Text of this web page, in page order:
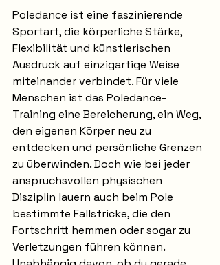
Poledance ist eine faszinierende
Sportart, die körperliche Stärke,
Flexibilität und künstlerischen
Ausdruck auf einzigartige Weise
miteinander verbindet. Für viele
Menschen ist das Poledance-
Training eine Bereicherung, ein Weg,
den eigenen Körper neu zu
entdecken und persönliche Grenzen
zu überwinden. Doch wie bei jeder
anspruchsvollen physischen
Disziplin lauern auch beim Pole
bestimmte Fallstricke, die den
Fortschritt hemmen oder sogar zu
Verletzungen führen können.